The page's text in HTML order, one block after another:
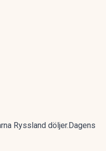
Ryssland döljer.Dagens